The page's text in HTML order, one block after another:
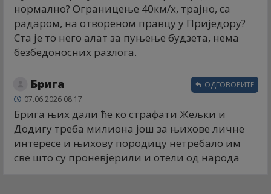
нормално? Ограницење 40км/х, трајно, са
радаром, на отвореном правцу у Приједору?
Ста је то него алат за пуњење будзета, нема
безбедоносних разлога.
Брига
07.06.2026 08:17
Брига њих дали ће ко страфати Жељки и
Додигу треба милиона још за њихове личне
интересе и њихову породицу нетребало им
све што су проневјерили и отели од народа
ОДГОВОРИТЕ